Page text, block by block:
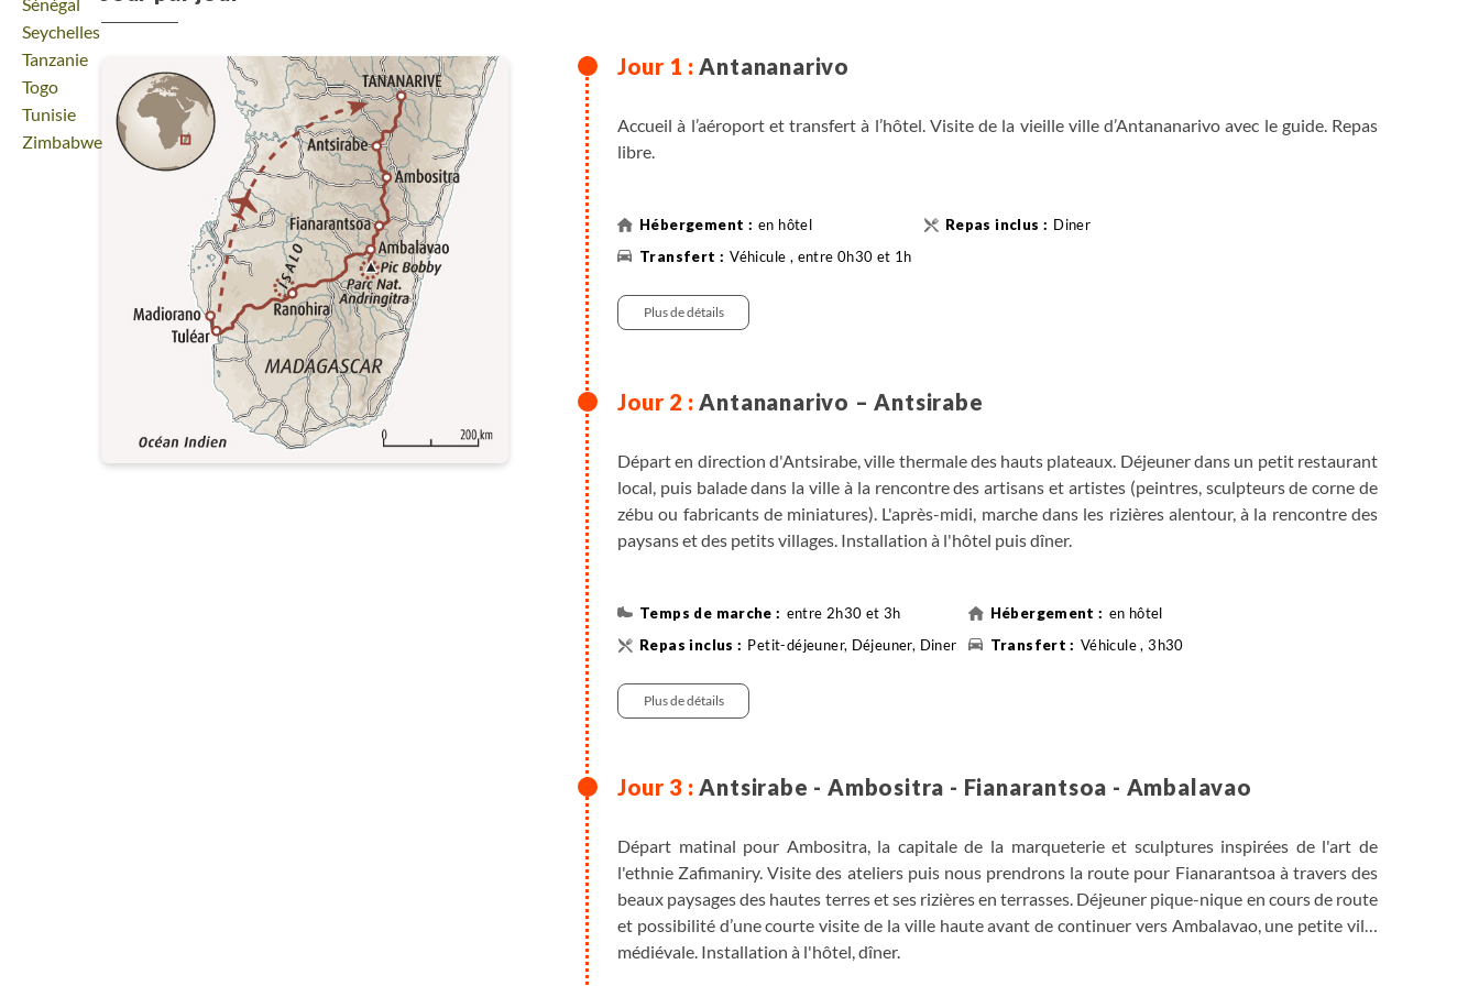
Voyage
Sénégal
Voyage
Seychelles
Voyage
Tanzanie
Voyage
Togo
Voyage
Tunisie
Voyage
Zimbabwe
Antananarivo
Accueil à l’aéroport et transfert à l’hôtel. Visite de la vieille ville d’Antananarivo avec le guide. Repas
libre.
en hôtel
Diner
Véhicule , entre 0h30 et 1h
Plus de détails
Antananarivo – Antsirabe
Départ en direction d'Antsirabe, ville thermale des hauts plateaux. Déjeuner dans un petit restaurant
local, puis balade dans la ville à la rencontre des artisans et artistes (peintres, sculpteurs de corne de
zébu ou fabricants de miniatures). L'après-midi, marche dans les rizières alentour, à la rencontre des
paysans et des petits villages. Installation à l'hôtel puis dîner.
entre 2h30 et 3h
en hôtel
Petit-déjeuner, Déjeuner, Diner
Véhicule , 3h30
Plus de détails
Antsirabe - Ambositra - Fianarantsoa - Ambalavao
Départ matinal pour Ambositra, la capitale de la marqueterie et sculptures inspirées de l'art de
l'ethnie Zafimaniry. Visite des ateliers puis nous prendrons la route pour Fianarantsoa à travers des
beaux paysages des hautes terres et ses rizières en terrasses. Déjeuner pique-nique en cours de route
et possibilité d’une courte visite de la ville haute avant de continuer vers Ambalavao, une petite ville
médiévale. Installation à l'hôtel, dîner.